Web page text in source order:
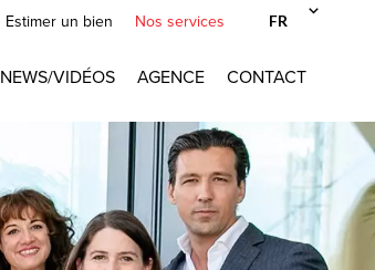
Estimer un bien Nos services FR
NEWS/VIDÉOS AGENCE CONTACT